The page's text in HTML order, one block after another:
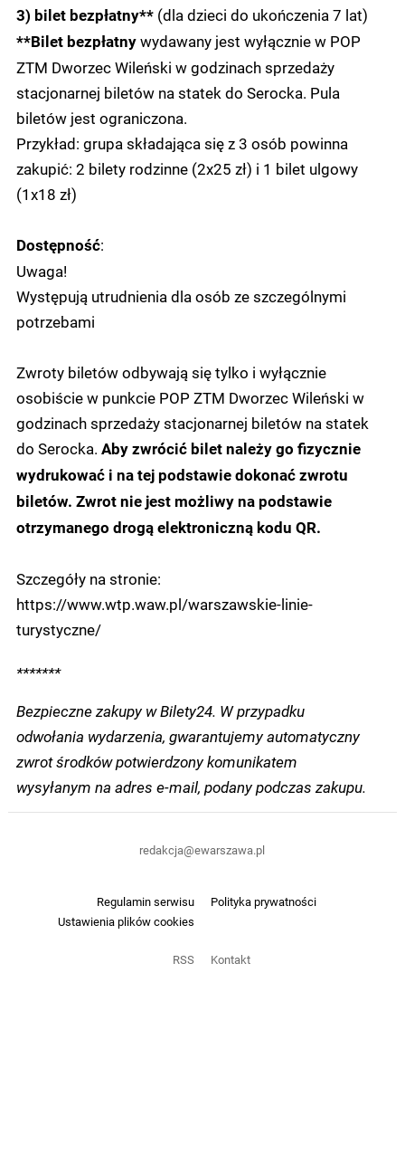
3) bilet bezpłatny** (dla dzieci do ukończenia 7 lat)
**Bilet bezpłatnywydawany jest wyłącznie w POP
ZTM Dworzec Wileński w godzinach sprzedaży
stacjonarnej biletów na statek do Serocka. Pula
biletów jest ograniczona.
Przykład: grupa składająca się z 3 osób powinna
zakupić: 2 bilety rodzinne (2x25 zł) i 1 bilet ulgowy
(1x18 zł)
Dostępność:
Uwaga!
Występują utrudnienia dla osób ze szczególnymi
potrzebami
Zwroty biletów odbywają się tylko i wyłącznie
osobiście w punkcie POP ZTM Dworzec Wileński w
godzinach sprzedaży stacjonarnej biletów na statek
do Serocka. Aby zwrócić bilet należy go fizycznie
wydrukować i na tej podstawie dokonać zwrotu
biletów. Zwrot nie jest możliwy na podstawie
otrzymanego drogą elektroniczną kodu QR.
Szczegóły na stronie:
https://www.wtp.waw.pl/warszawskie-linie-
turystyczne/
*******
Bezpieczne zakupy w Bilety24. W przypadku
odwołania wydarzenia, gwarantujemy automatyczny
zwrot środków potwierdzony komunikatem
wysyłanym na adres e-mail, podany podczas zakupu.
Regulamin serwisu
Polityka prywatności
Ustawienia plików cookies
RSS Kontakt
redakcja@ewarszawa.pl